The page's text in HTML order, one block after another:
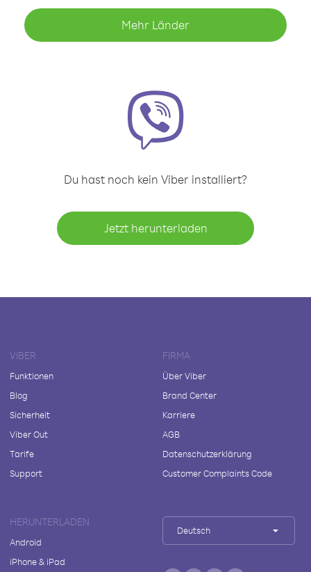
Mehr Länder
Du hast noch kein Viber installiert?
Jetzt herunterladen
VIBER
Funktionen
Blog
Sicherheit
Viber Out
Tarife
Support
FIRMA
Über Viber
Brand Center
Karriere
AGB
Datenschutzerklärung
Customer Complaints Code
HERUNTERLADEN
Android
iPhone & iPad
Deutsch